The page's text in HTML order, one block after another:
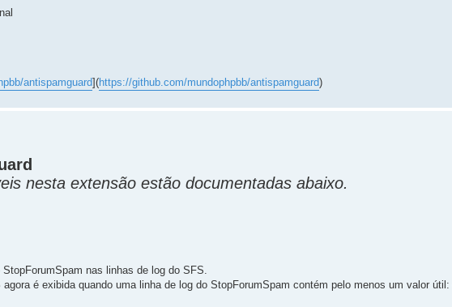
antispamguard](https://github.com/mundophpbb/antispamguard)
nesta extensão estão documentadas abaixo.
nas linhas de log do SFS.
agora é exibida quando uma linha de log do StopForumSpam contém pelo menos um valor útil: